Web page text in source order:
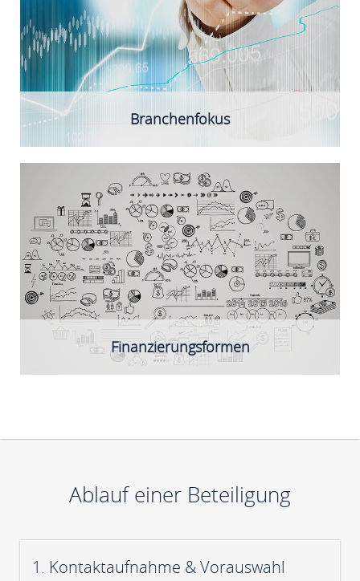
Branchenfokus
Finanzierungsformen
Eigenkapitalbeteiligungen (Minderheitsbeteiligung)
Kombination mit stiller Beteiligung oder
Wandeldarlehen möglich
Ablauf einer Beteiligung
1. Kontaktaufnahme & Vorauswahl